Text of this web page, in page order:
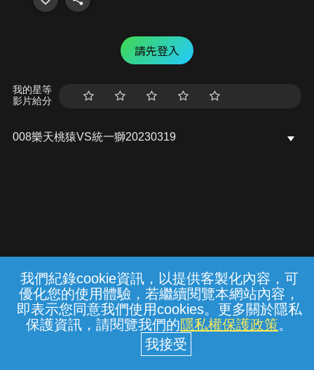
我們紀錄cookie資訊，以提供客製化內容，可
優化您的使用體驗，若繼續閱覽本網站內容，
即表示您同意我們使用cookies。更多關於隱私
保護資訊，請閱覽我們的隱私權保護政策。
請先登入
我的星等
影片給分
008樂天桃猿VS統一獅20230319
常見問題 線上客服 服務條款 隱私權保護
中華電信股份有限公司個人家庭分公司
(統一編號：96979949) © 2026
{{notifyMsg}}